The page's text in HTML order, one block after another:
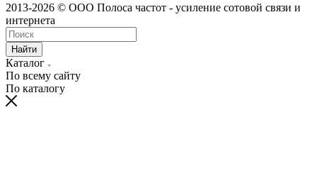
2013-2026 © ООО Полоса частот - усиление сотовой связи и
интернета
Найти
Каталог
По всему сайту
По каталогу